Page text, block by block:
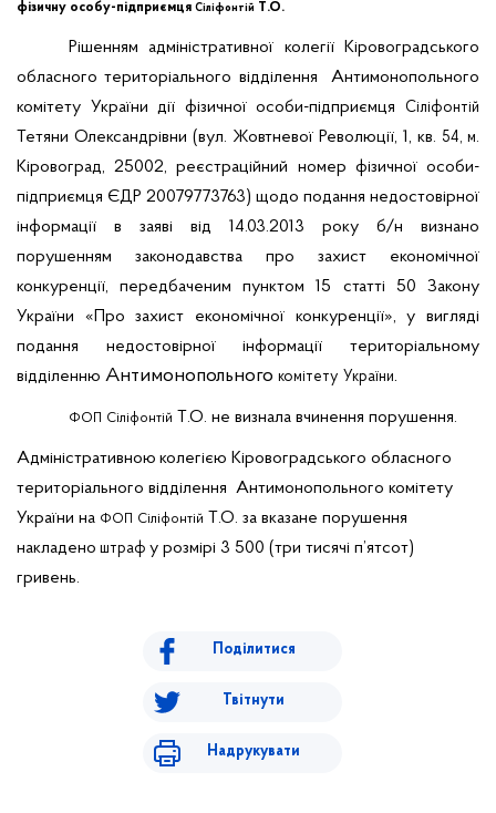
фізичну особу-підприємця Сіліфонтій Т.О.
Рішенням адміністративної колегії Кіровоградського
обласного територіального відділення Антимонопольного
комітету Українидії фізичної особи-підприємцяСіліфонтій
Тетяни Олександрівни (вул. Жовтневої Революції, 1, кв. 54, м.
Кіровоград, 25002, реєстраційний номер фізичної особи-
підприємця ЄДР 20079773763) щодо подання недостовірної
інформації в заяві від 14.03.2013 року б/н визнано
порушенням законодавства про захист економічної
конкуренції, передбаченим пунктом 15 статті 50 Закону
України «Про захист економічної конкуренції», у вигляді
подання недостовірної інформації територіальному
відділенню Антимонопольного комітету України.
ФОП Сіліфонтій Т.О. не визнала вчинення порушення.
Адміністративною колегією Кіровоградського обласного
територіального відділення Антимонопольного комітету
України на ФОП Сіліфонтій Т.О. за вказане порушення
накладено штраф у розмірі 3 500 (три тисячі п’ятсот)
гривень.
Поділитися
Твітнути
Надрукувати